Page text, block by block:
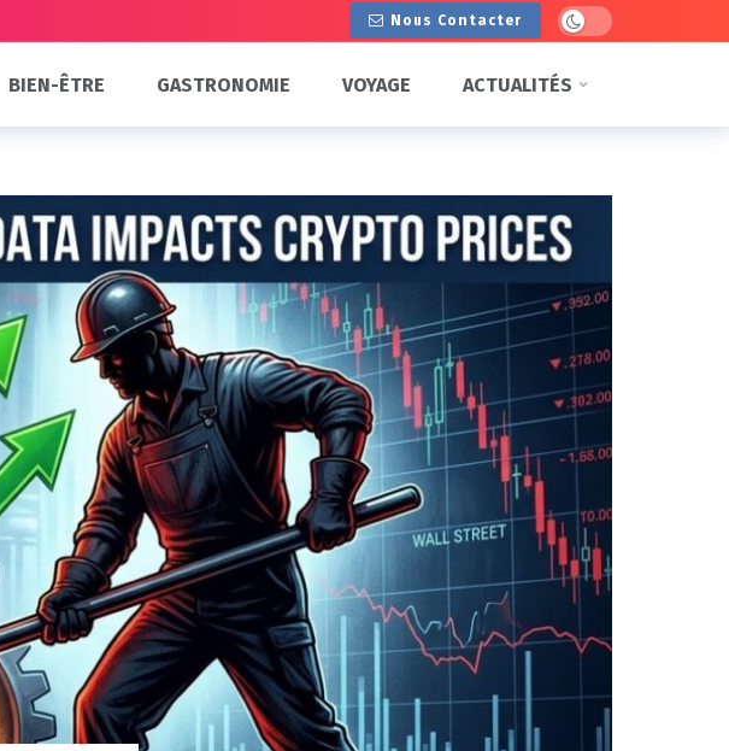
Nous Contacter Dark mode
BIEN-ÊTRE GASTRONOMIE VOYAGE ACTUALITÉS